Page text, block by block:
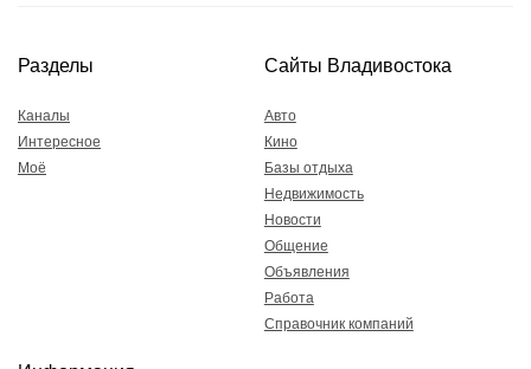
Разделы
Каналы
Интересное
Моё
Сайты Владивостока
Авто
Кино
Базы отдыха
Недвижимость
Новости
Общение
Объявления
Работа
Справочник компаний